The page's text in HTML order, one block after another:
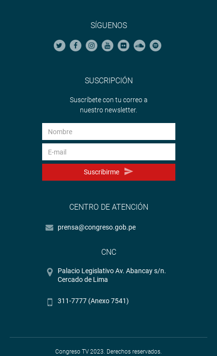
SÍGUENOS
SUSCRIPCIÓN
Suscríbete con tu correo a
nuestro newsletter.
Suscribirme
CENTRO DE ATENCIÓN
prensa@congreso.gob.pe
CNC
Palacio Legislativo Av. Abancay s/n.
Cercado de Lima
311-7777 (Anexo 7541)
Congreso TV 2023. Derechos reservados.